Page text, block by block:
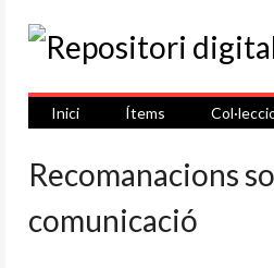
Inici Ítems
Recomanacions
comunicació